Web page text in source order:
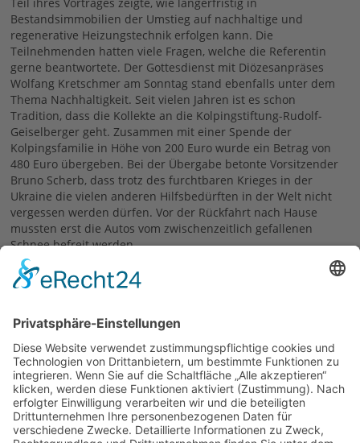
Bestandsimmobilien der Umstieg auf nachhaltige und
regenerative Heizungstechnik erfolgen kann. Die
Teilnehmenden hatten viele Fragen, welche die Referentin
gerne beantwortete. Der Gottesdienst mit Diözesanpräses
Wolfang Kretschmer am Sonntag stand ebenfalls unter dem
Thema Nachhaltigkeit. Seit vielen Jahren ist es schon
Tradition, dass die Kollekte an die Kolpingstiftung-Rudolf-
Geiselberger geht. Zusammen mit einer Spende der
Kolpingsfamilie in Höhe von 200 Euro wurde ein Betrag von
480 Euro übergeben. Bei der Übergabe betonte Vorsitzender
Bruno Scherb, dass trotz des furchtbaren Krieges in der
Ukraine die vielen anderen Hilfsbedürften in der Welt nicht
vergessen werden dürfen. Vor der Rückfahrt nach Hause
mussten erst die Autos vom zwischenzeitlich gefallenen
Schnee befreit werden.
Bruno Scherb
zurück
Links